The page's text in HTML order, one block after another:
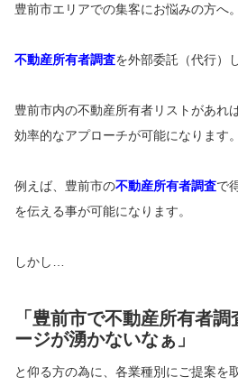
豊前市エリアでの集客にお悩みの方へ
不動産所有者調査を外部委託（代行）
豊前市内の不動産所有者リストがあれ
効率的なアプローチが可能になります
例えば、豊前市の不動産所有者調査で
を伝える事が可能になります。
しかし…
「豊前市で不動産所有者
ージが湧かないなぁ」
と仰る方の為に、各業種別にご提案を